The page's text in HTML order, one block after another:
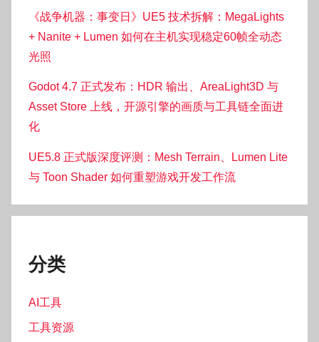
《战争机器：事变日》UE5 技术拆解：MegaLights
+ Nanite + Lumen 如何在主机实现稳定60帧全动态
光照
Godot 4.7 正式发布：HDR 输出、AreaLight3D 与
Asset Store 上线，开源引擎的画质与工具链全面进
化
UE5.8 正式版深度评测：Mesh Terrain、Lumen Lite
与 Toon Shader 如何重塑游戏开发工作流
分类
AI工具
工具资源